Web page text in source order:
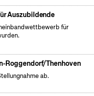
Auszubildende
für
Roggendorf/Thenhoven
ab.